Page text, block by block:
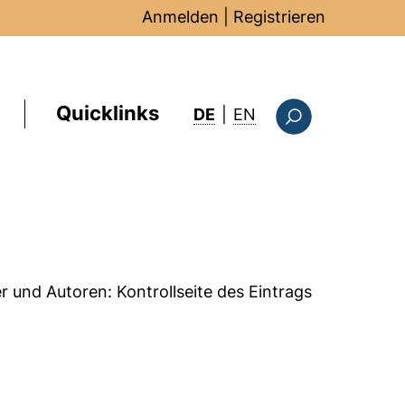
Anmelden Registrieren
Quicklinks DE EN : this page in
und Autoren: Kontrollseite des Eintrags